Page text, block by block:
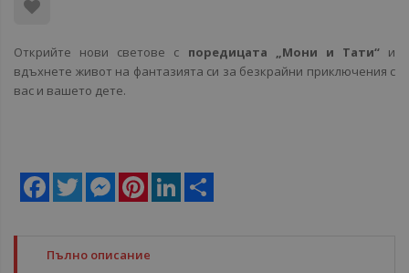
Открийте нови светове с поредицата „Мони и Тати“ и
вдъхнете живот на фантазията си за безкрайни приключения с
вас и вашето дете.
Facebook
Twitter MessengerPinterestLinkedIn
Пълно описание